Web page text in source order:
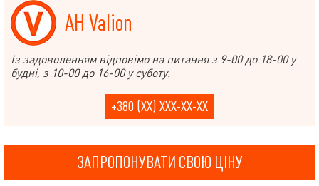
АН Valion
Із задоволенням відповімо на питання з 9-00 до 18-00 у
будні, з 10-00 до 16-00 у суботу.
+380 (XX) XXX-XX-XX
ЗАПРОПОНУВАТИ СВОЮ ЦІНУ